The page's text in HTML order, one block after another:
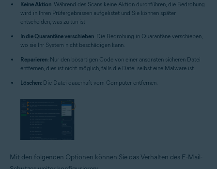
Keine Aktion: Während des Scans keine Aktion durchführen; die Bedrohung
wird in Ihren Prüfergebnissen aufgelistet und Sie können später
entscheiden, was zu tun ist.
In die Quarantäne verschieben: Die Bedrohung in Quarantäne verschieben,
wo sie Ihr System nicht beschädigen kann.
Reparieren: Nur den bösartigen Code von einer ansonsten sicheren Datei
entfernen; dies ist nicht möglich, falls die Datei selbst eine Malware ist.
Löschen: Die Datei dauerhaft vom Computer entfernen.
Mit den folgenden Optionen können Sie das Verhalten des E-Mail-